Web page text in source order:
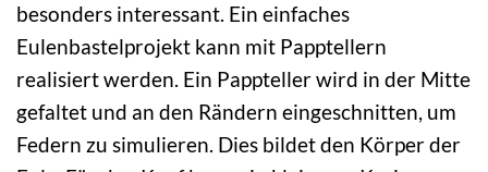
besonders interessant. Ein einfaches
Eulenbastelprojekt kann mit Papptellern
realisiert werden. Ein Pappteller wird in der Mitte
gefaltet und an den Rändern eingeschnitten, um
Federn zu simulieren. Dies bildet den Körper der